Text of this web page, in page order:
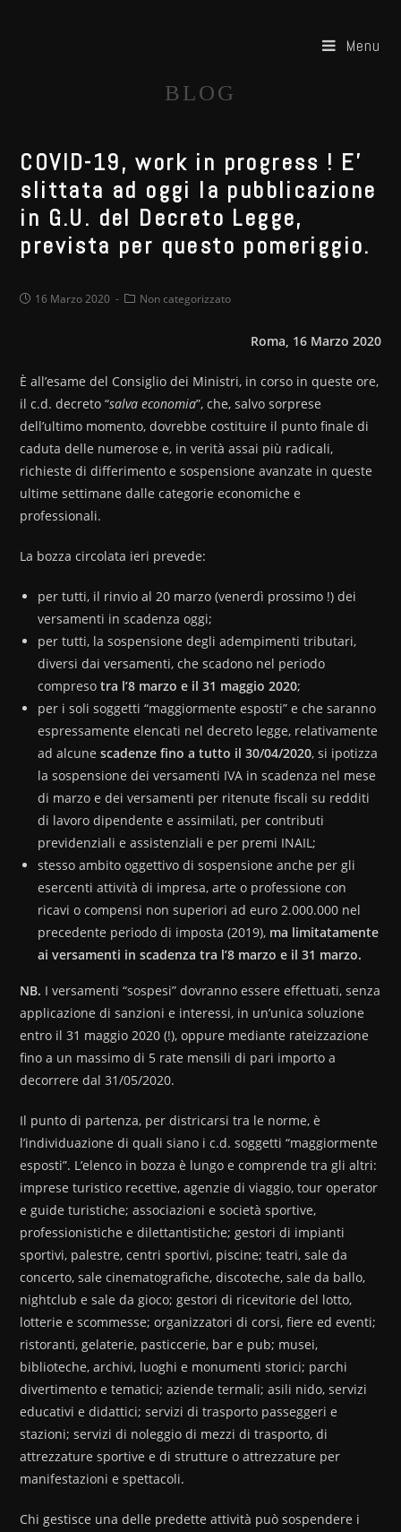
Menu
BLOG
COVID-19, work in progress ! E’
slittata ad oggi la pubblicazione
in G.U. del Decreto Legge,
prevista per questo pomeriggio.
16 Marzo 2020 Non categorizzato
Roma, 16 Marzo 2020
È all’esame del Consiglio dei Ministri, in corso in queste ore,
il c.d. decreto “salva economia”, che, salvo sorprese
dell’ultimo momento, dovrebbe costituire il punto finale di
caduta delle numerose e, in verità assai più radicali,
richieste di differimento e sospensione avanzate in queste
ultime settimane dalle categorie economiche e
professionali.
La bozza circolata ieri prevede:
per tutti, il rinvio al 20 marzo (venerdì prossimo !) dei
versamenti in scadenza oggi;
per tutti, la sospensione degli adempimenti tributari,
diversi dai versamenti, che scadono nel periodo
compresotra l’8 marzo e il 31 maggio 2020;
per i soli soggetti “maggiormente esposti” e che saranno
espressamente elencati nel decreto legge, relativamente
ad alcunescadenze fino a tutto il 30/04/2020, si ipotizza
la sospensione dei versamenti IVA in scadenza nel mese
di marzo e dei versamenti per ritenute fiscali su redditi
di lavoro dipendente e assimilati, per contributi
previdenziali e assistenziali e per premi INAIL;
stesso ambito oggettivo di sospensione anche per gli
esercenti attività di impresa, arte o professione con
ricavi o compensi non superiori ad euro 2.000.000 nel
precedente periodo di imposta (2019), ma limitatamente
ai versamenti in scadenza tra l’8 marzo e il 31 marzo.
NB. I versamenti “sospesi” dovranno essere effettuati, senza
applicazione di sanzioni e interessi, in un’unica soluzione
entro il 31 maggio 2020 (!), oppure mediante rateizzazione
fino a un massimo di 5 rate mensili di pari importo a
decorrere dal 31/05/2020.
Il punto di partenza, per districarsi tra le norme, è
l’individuazione di quali siano i c.d. soggetti “maggiormente
esposti”. L’elenco in bozza è lungo e comprende tra gli altri:
imprese turistico recettive, agenzie di viaggio, tour operator
e guide turistiche; associazioni e società sportive,
professionistiche e dilettantistiche; gestori di impianti
sportivi, palestre, centri sportivi, piscine; teatri, sale da
concerto, sale cinematografiche, discoteche, sale da ballo,
nightclub e sale da gioco; gestori di ricevitorie del lotto,
lotterie e scommesse; organizzatori di corsi, fiere ed eventi;
ristoranti, gelaterie, pasticcerie, bar e pub; musei,
biblioteche, archivi, luoghi e monumenti storici; parchi
divertimento e tematici; aziende termali; asili nido, servizi
educativi e didattici; servizi di trasporto passeggeri e
stazioni; servizi di noleggio di mezzi di trasporto, di
attrezzature sportive e di strutture o attrezzature per
manifestazioni e spettacoli.
Chi gestisce una delle predette attività può sospendere i